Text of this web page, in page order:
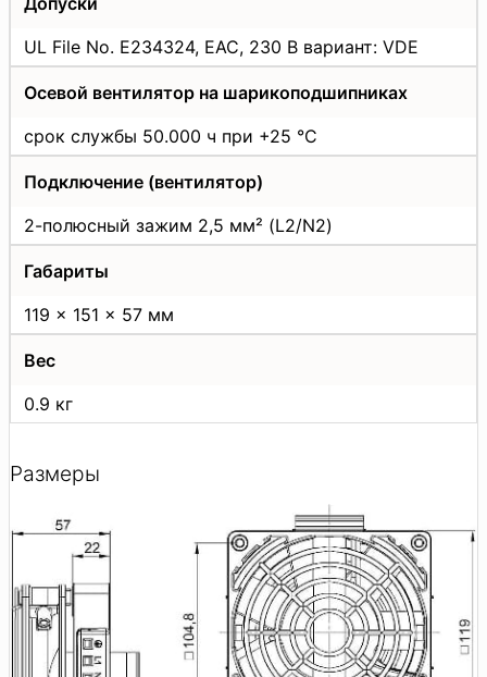
UL File No. E234324, EAC, 230 В вариант: VDE
Осевой вентилятор на шарикоподшипниках
срок службы 50.000 ч при +25 °C
Подключение (вентилятор)
2-полюсный зажим 2,5 мм² (L2/N2)
Габариты
119 x 151 x 57 мм
Вес
0.9 кг
Размеры